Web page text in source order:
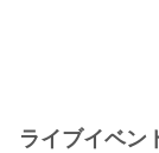
ライブイベ